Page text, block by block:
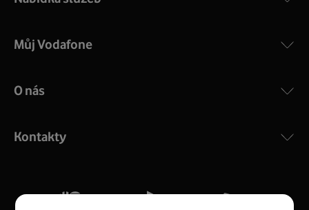
COMPAL CH7465VF
silný signál pro celou domácnost. Kompaktní rozměry 21
Více o COMPAL CH7465VF
Můj Vodafone
O nás
Kontakty